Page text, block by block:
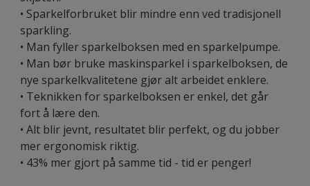
• Sparkelforbruket blir mindre enn ved tradisjonell
sparkling.
• Man fyller sparkelboksen med en sparkelpumpe.
• Man bør bruke maskinsparkel i sparkelboksen, de
nye sparkelkvalitetene gjør alt arbeidet enklere.
• Teknikken for sparkelboksen er enkel, det går
fort å lære den.
• Alt blir jevnt, resultatet blir perfekt, og du jobber
mer ergonomisk riktig.
• 43% mer gjort på samme tid - tid er penger!